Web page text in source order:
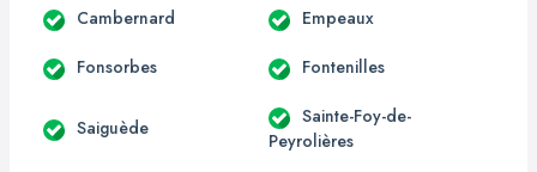
Cambernard Empeaux
Fonsorbes Fontenilles
Saiguède
Sainte-Foy-de-
Peyrolières